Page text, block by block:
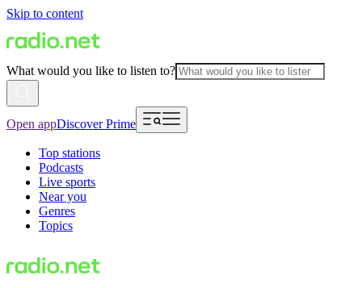
Skip to content
What would you like to listen to?
Open appDiscover Prime
Top stations
Podcasts
Live sports
Near you
Genres
Topics